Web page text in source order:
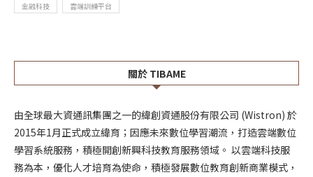
金融科技
雲端訓練平台
關於 TIBAME
由全球最大資通訊集團之一的緯創資通股份有限公司 (Wistron) 於
2015年1月正式成立緯育；因應未來數位學習潮流，打造雲端數位
學習系統服務，積極開創新興科技教育服務領域。 以雲端科技服
務為本，優化人才培育為使命，積極發展數位教育創新商業模式，